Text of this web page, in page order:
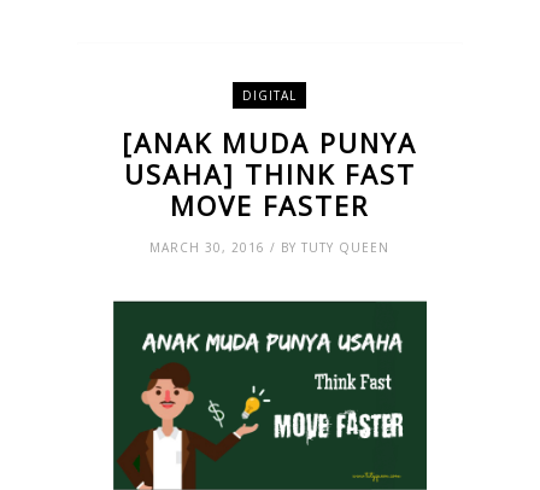
DIGITAL
[ANAK MUDA PUNYA
USAHA] THINK FAST
MOVE FASTER
MARCH 30, 2016 / BY TUTY QUEEN